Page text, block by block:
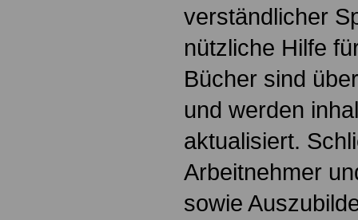
verständlicher
nützliche Hilfe
Bücher sind
und werden
aktualisiert.
Arbeitnehmer
sowie